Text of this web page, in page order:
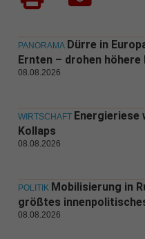
PANORAMA Dürre in
Ernten – drohen
08.08.2026
WIRTSCHAFT
Kollaps
08.08.2026
POLITIK Mobilisierung in
größtes
08.08.2026